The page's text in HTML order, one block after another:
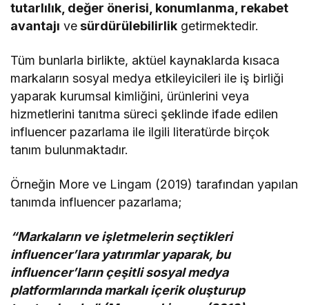
tutarlılık, değer önerisi, konumlanma, rekabet
avantajı vesürdürülebilirlik getirmektedir.
Tüm bunlarla birlikte, aktüel kaynaklarda kısaca
markaların sosyal medya etkileyicileri ile iş birliği
yaparak kurumsal kimliğini, ürünlerini veya
hizmetlerini tanıtma süreci şeklinde ifade edilen
influencer pazarlama ile ilgili literatürde birçok
tanım bulunmaktadır.
Örneğin More ve Lingam (2019) tarafından yapılan
tanımda influencer pazarlama;
“Markaların ve işletmelerin seçtikleri
influencer’lara yatırımlar yaparak, bu
influencer’ların çeşitli sosyal medya
platformlarında markalı içerik oluşturup